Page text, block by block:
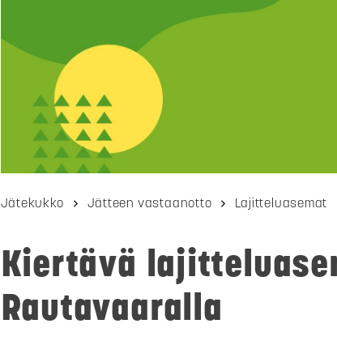
Jätekukko Jätteen vastaanotto Lajitteluasemat
Kiertävä
Rautavaaralla